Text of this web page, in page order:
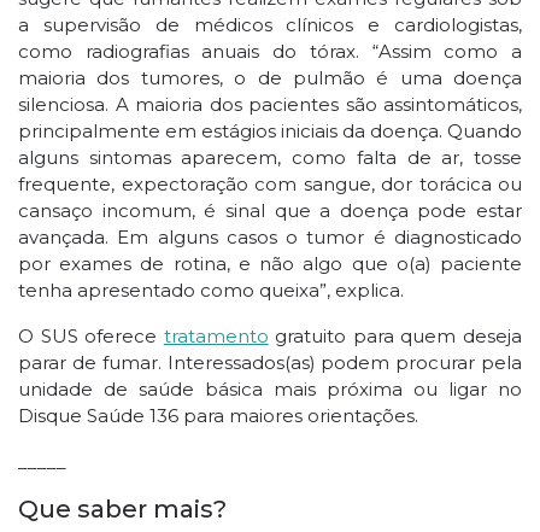
a supervisão de médicos clínicos e cardiologistas,
como radiografias anuais do tórax. “Assim como a
maioria dos tumores, o de pulmão é uma doença
silenciosa. A maioria dos pacientes são assintomáticos,
principalmente em estágios iniciais da doença. Quando
alguns sintomas aparecem, como falta de ar, tosse
frequente, expectoração com sangue, dor torácica ou
cansaço incomum, é sinal que a doença pode estar
avançada. Em alguns casos o tumor é diagnosticado
por exames de rotina, e não algo que o(a) paciente
tenha apresentado como queixa”, explica.
O SUS oferece tratamento gratuito para quem deseja
parar de fumar. Interessados(as) podem procurar pela
unidade de saúde básica mais próxima ou ligar no
Disque Saúde 136 para maiores orientações.
Que saber mais?